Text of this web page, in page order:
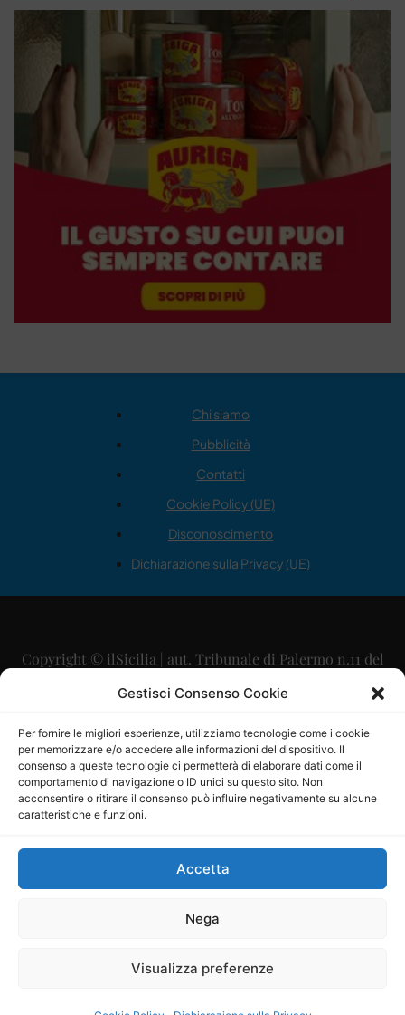
Gestisci Consenso Cookie
Per fornire le migliori esperienze, utilizziamo tecnologie come i cookie
per memorizzare e/o accedere alle informazioni del dispositivo. Il
consenso a queste tecnologie ci permetterà di elaborare dati come il
comportamento di navigazione o ID unici su questo sito. Non
acconsentire o ritirare il consenso può influire negativamente su alcune
caratteristiche e funzioni.
Accetta
Nega
Visualizza preferenze
Chi siamo
Pubblicità
Contatti
Cookie Policy (UE)
Disconoscimento
Dichiarazione sulla Privacy (UE)
Copyright © ilSicilia | aut. Tribunale di Palermo n.11 del
29/09/2015
Direttore Editoriale: Maurizio Scaglione
Direttore Responsabile: Maria Calabrese
P.IVA: 06334930820
Mercurio Comunicazione Società Cooperativa a r.l. è
iscritta al Registro degli Operatori di Comunicazione al
Sito gestito daLa Digitale srl–info@ladigitale.it